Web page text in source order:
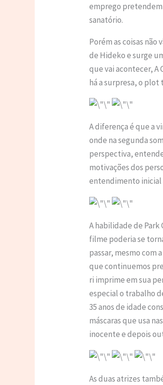
emprego pretendem
sanatório.
Porém as coisas não
de Hideko e surge
que vai acontecer, A
há a surpresa, o plot
A diferença é que a
onde na segunda
perspectiva,
motivações dos
entendimento inicial
A habilidade de Park
filme poderia se
passar, mesmo com
que continuemos
ri imprime em sua
especial o trabalho
35 anos de idade
máscaras que usa
inocente e depois
As duas atrizes